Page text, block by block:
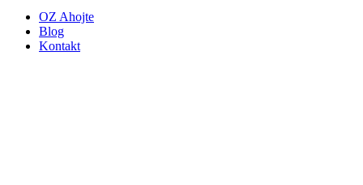
OZ Ahojte
Blog
Kontakt